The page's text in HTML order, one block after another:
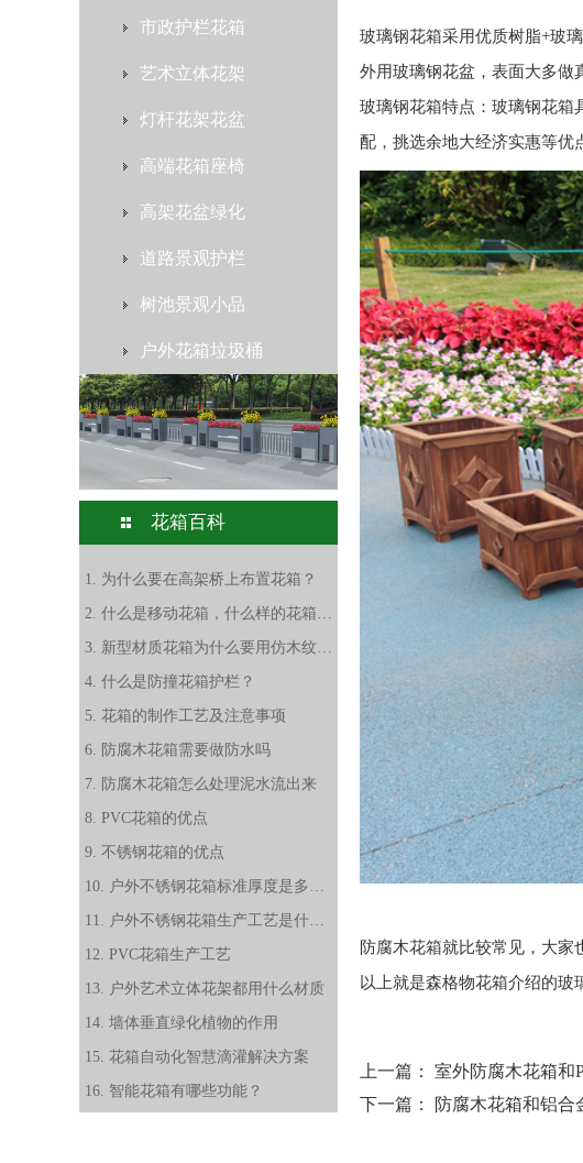
市政护栏花箱
艺术立体花架
灯杆花架花盆
高端花箱座椅
高架花盆绿化
道路景观护栏
树池景观小品
户外花箱垃圾桶
花箱百科
1. 为什么要在高架桥上布置花箱？
2. 什么是移动花箱，什么样的花箱才能算是移动花箱？
3. 新型材质花箱为什么要用仿木纹花箱
4. 什么是防撞花箱护栏？
5. 花箱的制作工艺及注意事项
6. 防腐木花箱需要做防水吗
7. 防腐木花箱怎么处理泥水流出来
8. PVC花箱的优点
9. 不锈钢花箱的优点
10. 户外不锈钢花箱标准厚度是多少？
11. 户外不锈钢花箱生产工艺是什么？
12. PVC花箱生产工艺
13. 户外艺术立体花架都用什么材质
14. 墙体垂直绿化植物的作用
15. 花箱自动化智慧滴灌解决方案
16. 智能花箱有哪些功能？
玻璃钢花箱采用优质树脂+玻
外用玻璃钢花盆，表面大多做
玻璃钢花箱特点： 玻璃钢花箱
配，挑选余地大经济实惠等优
防腐木花箱就比较常见，大家
以上就是森格物花箱介绍的玻
上一篇： 室外防腐木花箱和
下一篇：
防腐木花箱和铝合